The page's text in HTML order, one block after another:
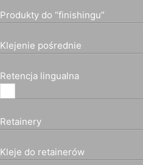
Produkty do “finishingu”
Klejenie pośrednie
Retencja lingualna
Retainery
Kleje do retainerów